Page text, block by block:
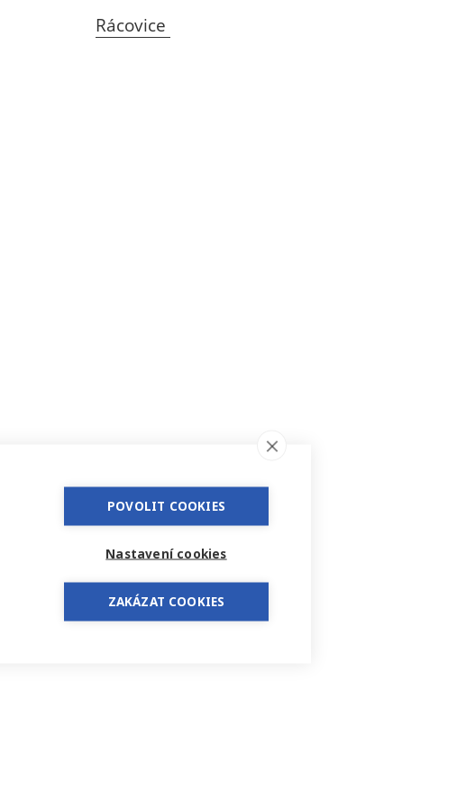
Rácovice
POVOLIT COOKIES
Nastavení cookies
ZAKÁZAT COOKIES